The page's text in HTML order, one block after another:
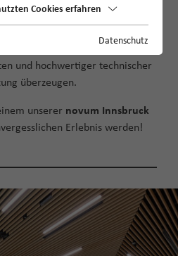
Sie die perfekte Location für
mit flexibler Raumgestaltung,
und hochwertiger technischer
überzeugen.
unserer novum Innsbruck
Erlebnis werden!
Cookies erfahren
Datenschutz